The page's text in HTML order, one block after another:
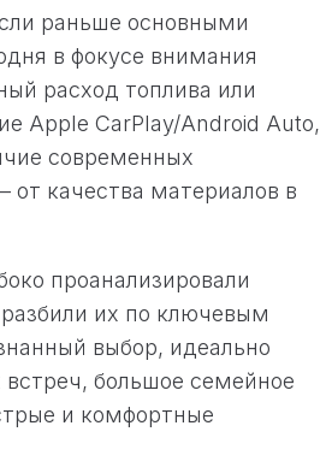
раньше основными
в фокусе внимания
расход топлива или
Apple CarPlay/Android Auto,
современных
качества материалов в
проанализировали
их по ключевым
выбор, идеально
большое семейное
и комфортные